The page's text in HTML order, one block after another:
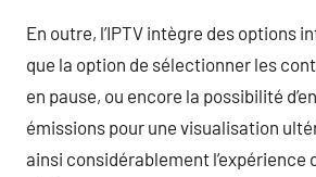
En outre, l’IPTV intègre des options
que la option de sélectionner les
en pause, ou encore la possibilité
émissions pour une visualisation
ainsi considérablement l’expérience